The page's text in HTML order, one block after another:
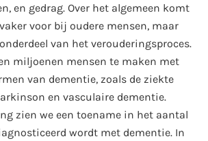
en gedrag. Over het algemeen komt
voor bij oudere mensen, maar
van het verouderingsproces.
miljoenen mensen te maken met
van dementie, zoals de ziekte
en vasculaire dementie.
zien we een toename in het aantal
wordt met dementie. In